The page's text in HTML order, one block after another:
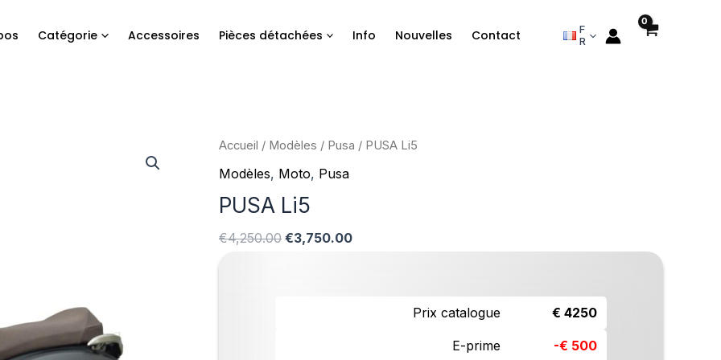
Catégorie Accessoires Pièces détachées Info Nouvelles Contact
F
R
Accueil / Modèles / Pusa / PUSA Li5
Modèles, Moto, Pusa
PUSA Li5
€4,250.00
Le
initial
était :
€3,750.00
Le
Prix catalogue € 4250
E-prime -€ 500